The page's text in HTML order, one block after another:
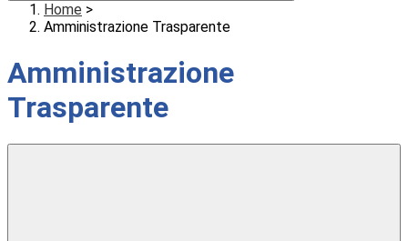
Home >
Amministrazione Trasparente
Amministrazione
Trasparente